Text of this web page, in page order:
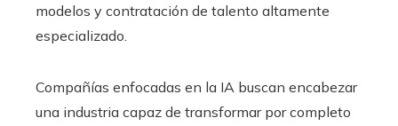
modelos y contratación de talento altamente
especializado.
Compañías enfocadas en la IA buscan encabezar
una industria capaz de transformar por completo